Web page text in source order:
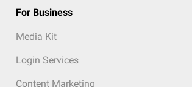
For Business
Media Kit
Login Services
Content Marketing